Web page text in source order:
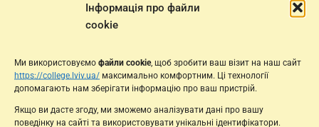
Інформація про файли
cookie
Ми використовуємо файли cookie, щоб зробити ваш візит на наш сайт
https://college.lviv.ua/ максимально комфортним. Ці технології
допомагають нам зберігати інформацію про ваш пристрій.
Якщо ви дасте згоду, ми зможемо аналізувати дані про вашу
поведінку на сайті та використовувати унікальні ідентифікатори.